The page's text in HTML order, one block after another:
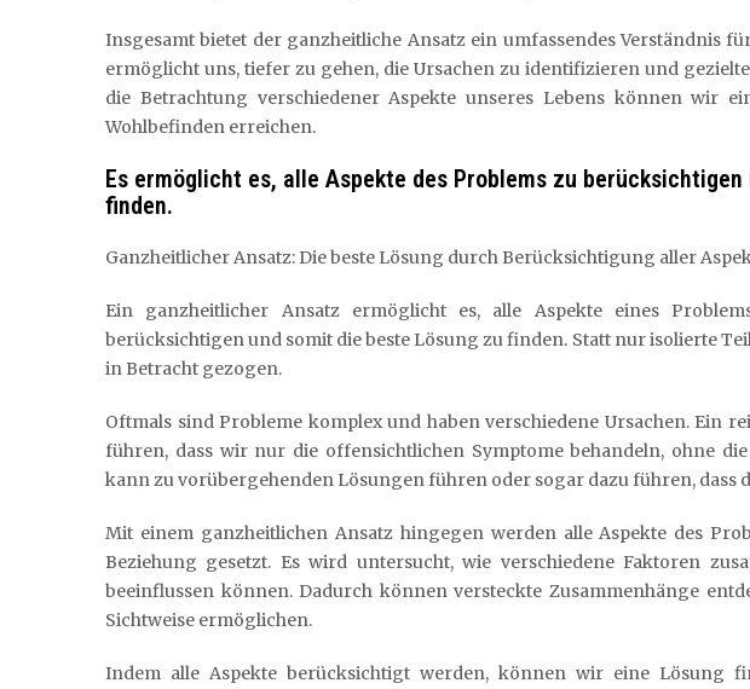
Insgesamt bietet der ganzheitliche Ansatz ein umfassendes Verständnis
ermöglicht uns, tiefer zu gehen, die Ursachen zu identifizieren und
die Betrachtung verschiedener Aspekte unseres Lebens können wir
Wohlbefinden erreichen.
Es ermöglicht es, alle Aspekte des Problems zu
finden.
Ganzheitlicher Ansatz: Die beste Lösung durch Berücksichtigung aller
Ein ganzheitlicher Ansatz ermöglicht es, alle Aspekte eines
berücksichtigen und somit die beste Lösung zu finden. Statt nur isolierte
in Betracht gezogen.
Oftmals sind Probleme komplex und haben verschiedene Ursachen. Ein
führen, dass wir nur die offensichtlichen Symptome behandeln, ohne
kann zu vorübergehenden Lösungen führen oder sogar dazu führen, dass
Mit einem ganzheitlichen Ansatz hingegen werden alle Aspekte des
Beziehung gesetzt. Es wird untersucht, wie verschiedene Faktoren
beeinflussen können. Dadurch können versteckte Zusammenhänge
Sichtweise ermöglichen.
Indem alle Aspekte berücksichtigt werden, können wir eine Lösung